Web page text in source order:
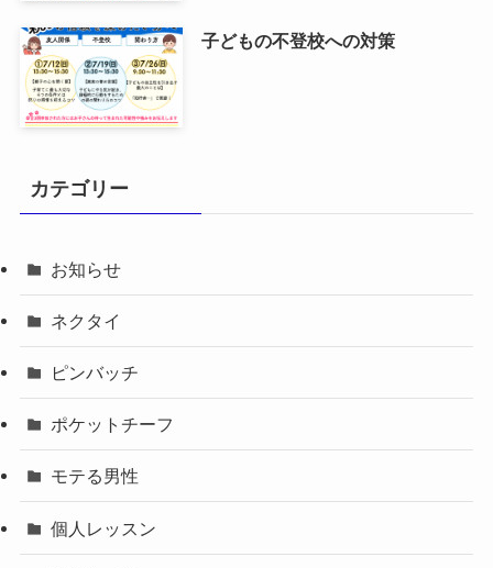
子どもの不登校への対策
カテゴリー
お知らせ
ネクタイ
ピンバッチ
ポケットチーフ
モテる男性
個人レッスン